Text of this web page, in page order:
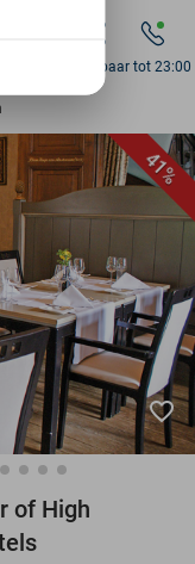
206.043 reviews
Bereikbaar tot 23:00
41%
favorite_border
of High